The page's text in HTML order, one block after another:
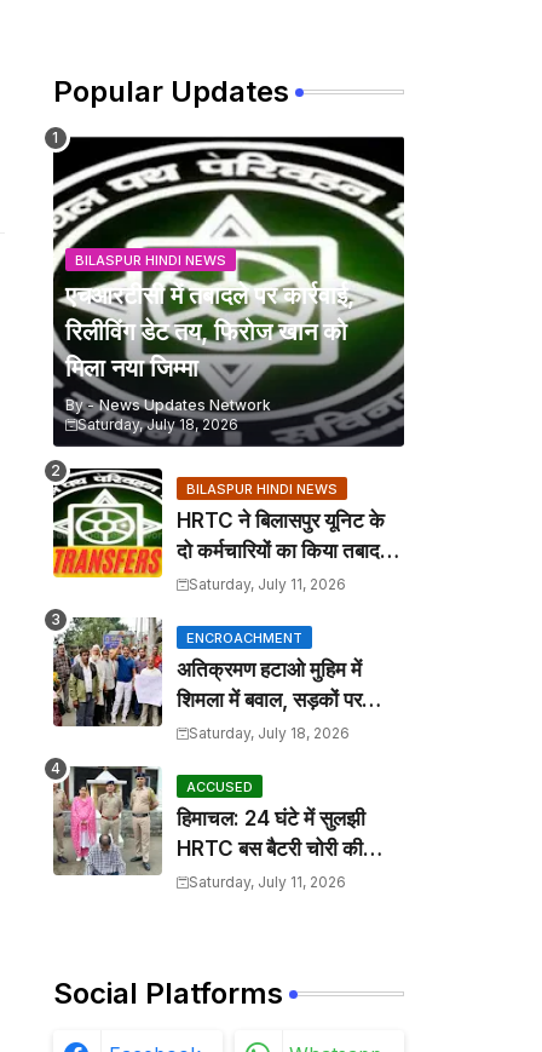
Popular Updates
BILASPUR HINDI NEWS
एचआरटीसी में तबादले पर कार्रवाई,
रिलीविंग डेट तय, फिरोज खान को
मिला नया जिम्मा
By - News Updates Network
Saturday, July 18, 2026
BILASPUR HINDI NEWS
HRTC ने बिलासपुर यूनिट के
दो कर्मचारियों का किया तबादला,
कार्यालय आदेश जारी
Saturday, July 11, 2026
ENCROACHMENT
अतिक्रमण हटाओ मुहिम में
शिमला में बवाल, सड़कों पर
कटोरा लेकर उतरे तहबाजारी
Saturday, July 18, 2026
ACCUSED
हिमाचल: 24 घंटे में सुलझी
HRTC बस बैटरी चोरी की
गुत्थी, आरोपी गिरफ्तार
Saturday, July 11, 2026
Social Platforms